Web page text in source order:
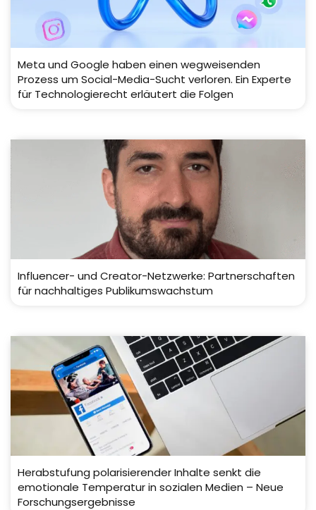
Meta und Google haben einen wegweisenden
Prozess um Social-Media-Sucht verloren. Ein Experte
für Technologierecht erläutert die Folgen
Influencer- und Creator-Netzwerke: Partnerschaften
für nachhaltiges Publikumswachstum
Herabstufung polarisierender Inhalte senkt die
emotionale Temperatur in sozialen Medien – Neue
Forschungsergebnisse